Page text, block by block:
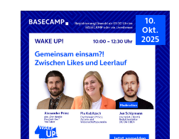
10.
Okt.
2025